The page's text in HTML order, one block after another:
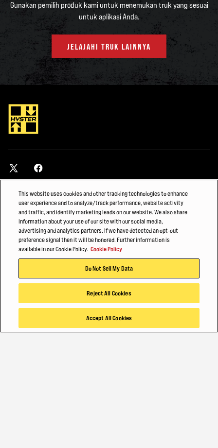
Gunakan pemilih produk kami untuk menemukan truk yang sesuai
untuk aplikasi Anda.
JELAJAHI TRUK LAINNYA
KONTAK
Temukan dealer
TEMUKAN
This website uses cookies and other tracking technologies to enhance
user experience and to analyze/track performance, website activity
and traffic, and identify marketing leads on our website. We also share
information about your use of our site with our social media,
advertising and analytics partners. If we have detected an opt-out
preference signal then it will be honored. Further information is
available in our Cookie Policy. Cookie Policy
Do Not Sell My Data
Reject All Cookies
Accept All Cookies